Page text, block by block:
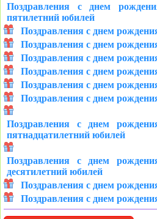
Поздравления с днем
пятилетний юбилей
Поздравления с днем
Поздравления с днем
Поздравления с днем
Поздравления с днем
Поздравления с днем
Поздравления с днем
Поздравления с днем
пятнадцатилетний юбилей
Поздравления с днем
десятилетний юбилей
Поздравления с днем
Поздравления с днем